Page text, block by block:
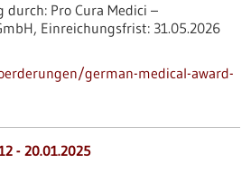
durch: Pro Cura Medici –
Einreichungsfrist: 31.05.2026
german-medical-award-
- 20.01.2025